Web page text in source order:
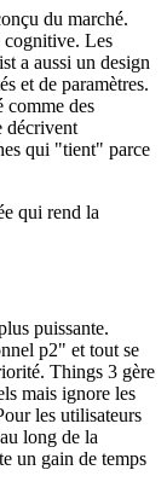
du marché.
cognitive. Les
a aussi un design
et de paramètres.
comme des
décrivent
qui "tient" parce
qui rend la
puissante.
p2" et tout se
Things 3 gère
mais ignore les
les utilisateurs
long de la
un gain de temps